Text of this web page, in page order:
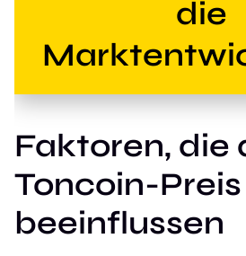
die
Faktoren, die
Toncoin-Preis
beeinflussen